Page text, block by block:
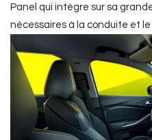
Panel qui intègre sur sa
nécessaires à la conduite et